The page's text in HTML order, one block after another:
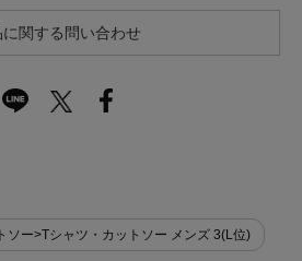
関する問い合わせ
ソー>Tシャツ・カットソー メンズ 3(L位)